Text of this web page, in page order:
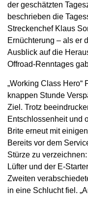
der geschätzten
beschrieben die
Streckenchef Klaus
Ernüchterung – als er
Ausblick auf die
Offroad-Renntages
„Working Class Hero“
knappen Stunde
Ziel. Trotz
Entschlossenheit und
Brite erneut mit
Bereits vor dem
Stürze zu
Lüfter und der E-
Zweiten
in eine Schlucht fiel.